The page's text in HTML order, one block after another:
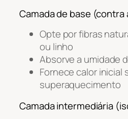
Camada de base (contra
Opte por fibras
ou linho
Absorve a umidade
Fornece calor inicial
superaquecimento
Camada intermediária